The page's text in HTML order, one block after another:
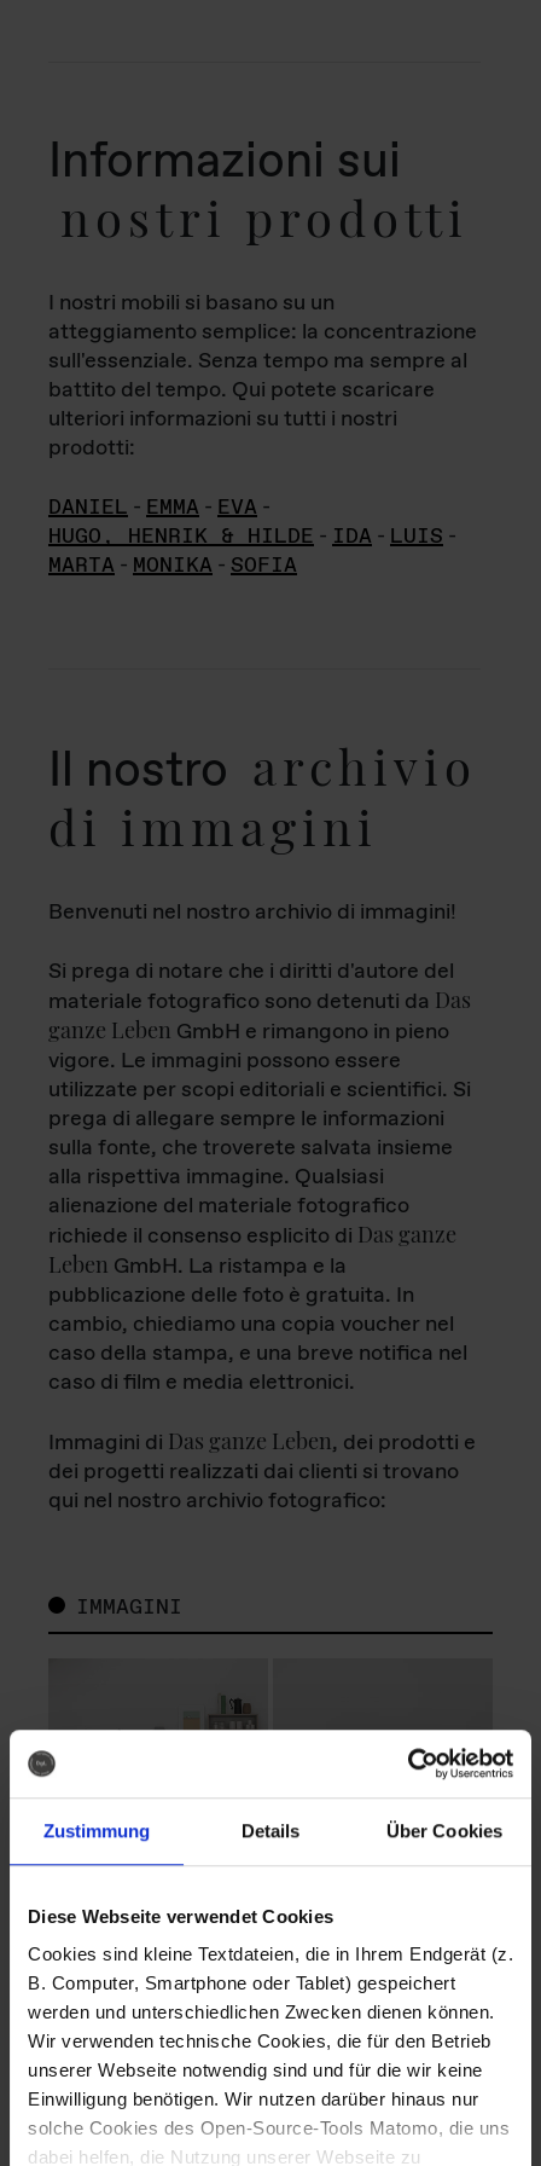
Zustimmung Details Über Cookies
Diese Webseite verwendet Cookies
Cookies sind kleine Textdateien, die in Ihrem Endgerät (z.
B. Computer, Smartphone oder Tablet) gespeichert
werden und unterschiedlichen Zwecken dienen können.
Wir verwenden technische Cookies, die für den Betrieb
unserer Webseite notwendig sind und für die wir keine
Einwilligung benötigen. Wir nutzen darüber hinaus nur
solche Cookies des Open-Source-Tools Matomo, die uns
dabei helfen, die Nutzung unserer Webseite zu
Informazioni sui
nostri prodotti
I nostri mobili si basano su un
atteggiamento semplice: la concentrazione
sull'essenziale. Senza tempo ma sempre al
battito del tempo. Qui potete scaricare
ulteriori informazioni su tutti i nostri
prodotti:
DANIEL - EMMA - EVA -
HUGO, HENRIK & HILDE - IDA - LUIS -
MARTA - MONIKA - SOFIA
Il nostro archivio
di immagini
Benvenuti nel nostro archivio di immagini!
Si prega di notare che i diritti d'autore del
materiale fotografico sono detenuti da Das
ganze Leben GmbH e rimangono in pieno
vigore. Le immagini possono essere
utilizzate per scopi editoriali e scientifici. Si
prega di allegare sempre le informazioni
sulla fonte, che troverete salvata insieme
alla rispettiva immagine. Qualsiasi
alienazione del materiale fotografico
richiede il consenso esplicito di Das ganze
Leben GmbH. La ristampa e la
pubblicazione delle foto è gratuita. In
cambio, chiediamo una copia voucher nel
caso della stampa, e una breve notifica nel
caso di film e media elettronici.
Immagini di Das ganze Leben, dei prodotti e
dei progetti realizzati dai clienti si trovano
qui nel nostro archivio fotografico:
IMMAGINI
Fotografo: Lorenz
Sternbach
Download
Fotografo: Lorenz
Sternbach
Download